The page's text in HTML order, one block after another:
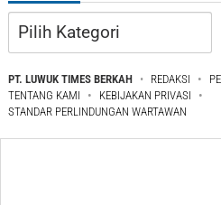
Kategori
PT. LUWUK TIMES BERKAH REDAKSI
TENTANG KAMI
KEBIJAKAN PRIVASI
STANDAR PERLINDUNGAN WARTAWAN